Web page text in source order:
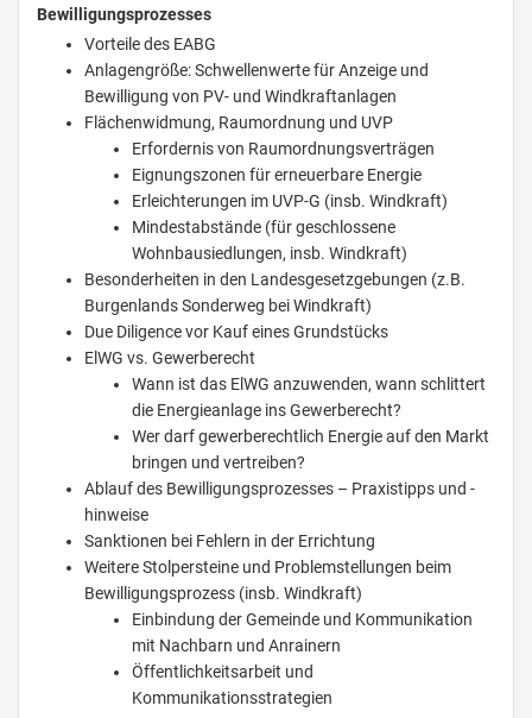
Bewilligungsprozesses
Vorteile des EABG
Anlagengröße: Schwellenwerte für Anzeige und
Bewilligung von PV- und Windkraftanlagen
Flächenwidmung, Raumordnung und UVP
Erfordernis von Raumordnungsverträgen
Eignungszonen für erneuerbare Energie
Erleichterungen im UVP-G (insb. Windkraft)
Mindestabstände (für geschlossene
Wohnbausiedlungen, insb. Windkraft)
Besonderheiten in den Landesgesetzgebungen (z.B.
Burgenlands Sonderweg bei Windkraft)
Due Diligence vor Kauf eines Grundstücks
ElWG vs. Gewerberecht
Wann ist das ElWG anzuwenden, wann schlittert
die Energieanlage ins Gewerberecht?
Wer darf gewerberechtlich Energie auf den Markt
bringen und vertreiben?
Ablauf des Bewilligungsprozesses – Praxistipps und -
hinweise
Sanktionen bei Fehlern in der Errichtung
Weitere Stolpersteine und Problemstellungen beim
Bewilligungsprozess (insb. Windkraft)
Einbindung der Gemeinde und Kommunikation
mit Nachbarn und Anrainern
Öffentlichkeitsarbeit und
Kommunikationsstrategien